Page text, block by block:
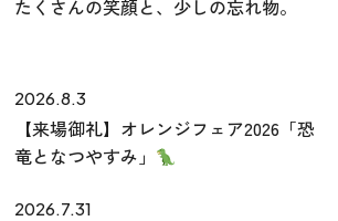
たくさんの笑顔と、少しの忘れ物。
2026.8.3
【来場御礼】オレンジフェア2026「恐
竜となつやすみ」
2026.7.31